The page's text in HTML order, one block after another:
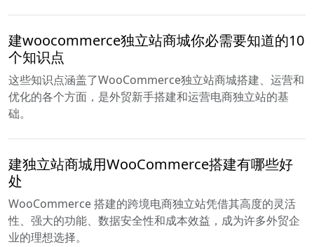
建woocommerce独立站商城你必需要知道的10
个知识点
这些知识点涵盖了WooCommerce独立站商城搭建、运营和
优化的各个方面，是外贸新手搭建和运营电商独立站的基
础。
建独立站商城用WooCommerce搭建有哪些好
处
WooCommerce 搭建的跨境电商独立站凭借其高度的灵活
性、强大的功能、数据安全性和成本效益，成为许多外贸企
业的理想选择。